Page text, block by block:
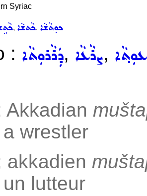
Syriac
, ܟܵܬܫܵܐ, ܟܘܼܬܵܫܵܐ
: ܕܲܪܵܪܘܼܬܵܐ, ܨܪܵܥܵܐ,
Akkadian
a wrestler
akkadien
un lutteur